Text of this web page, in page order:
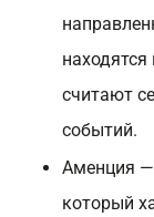
считают
событий.
Аменция —
который